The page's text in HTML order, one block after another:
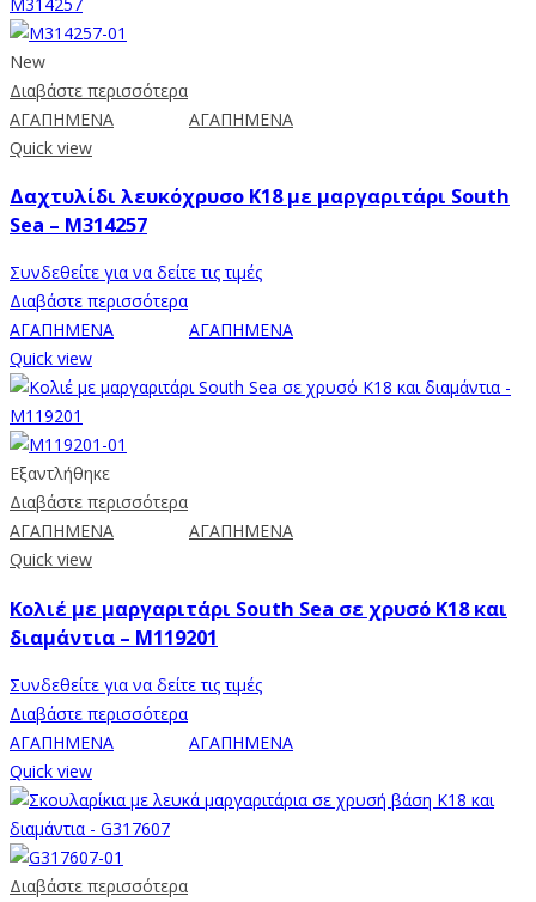
New
Διαβάστε περισσότερα
ΑΓΑΠΗΜΕΝΑ
ΑΓΑΠΗΜΕΝΑ
Quick view
Δαχτυλίδι λευκόχρυσο Κ18 με μαργαριτάρι South
Sea – M314257
Συνδεθείτε για να δείτε τις τιμές
Διαβάστε περισσότερα
ΑΓΑΠΗΜΕΝΑ
ΑΓΑΠΗΜΕΝΑ
Quick view
Εξαντλήθηκε
Διαβάστε περισσότερα
ΑΓΑΠΗΜΕΝΑ
ΑΓΑΠΗΜΕΝΑ
Quick view
Κολιέ με μαργαριτάρι South Sea σε χρυσό K18 και
διαμάντια – M119201
Συνδεθείτε για να δείτε τις τιμές
Διαβάστε περισσότερα
ΑΓΑΠΗΜΕΝΑ
ΑΓΑΠΗΜΕΝΑ
Quick view
Διαβάστε περισσότερα